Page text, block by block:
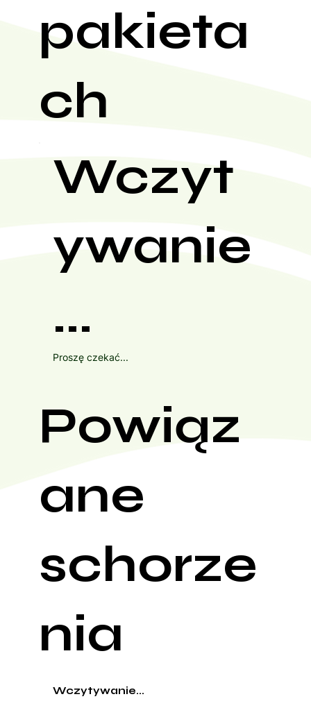
pakieta
ch
Wczyt
ywanie
...
Proszę czekać...
Powiąz
ane
schorze
nia
Wczytywanie...